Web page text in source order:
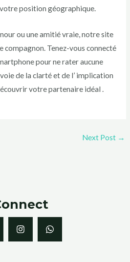
position géographique.
ou une amitié vraie, notre site
compagnon. Tenez-vous connecté
pour ne rater aucune
de la clarté et de l’ implication
votre partenaire idéal .
Next Post →